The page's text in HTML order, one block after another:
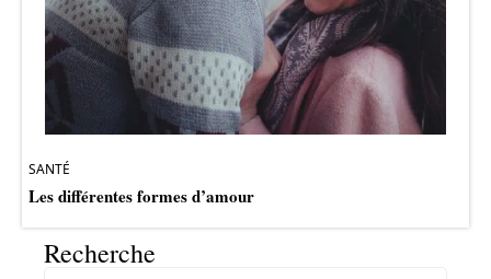
SANTÉ
Les différentes formes d’amour
Recherche